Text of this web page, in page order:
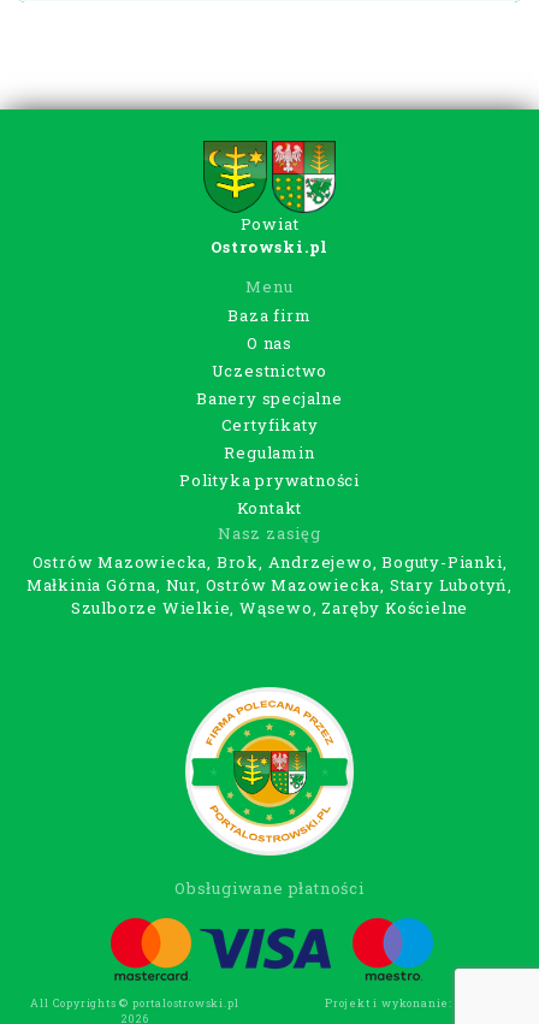
Powiat
Ostrowski.pl
Menu
Baza firm
O nas
Uczestnictwo
Banery specjalne
Certyfikaty
Regulamin
Polityka prywatności
Kontakt
Nasz zasięg
Ostrów Mazowiecka, Brok, Andrzejewo, Boguty-Pianki,
Małkinia Górna, Nur, Ostrów Mazowiecka, Stary Lubotyń,
Szulborze Wielkie, Wąsewo, Zaręby Kościelne
Obsługiwane płatności
All Copyrights © portalostrowski.pl
2026
Projekt i wykonanie: